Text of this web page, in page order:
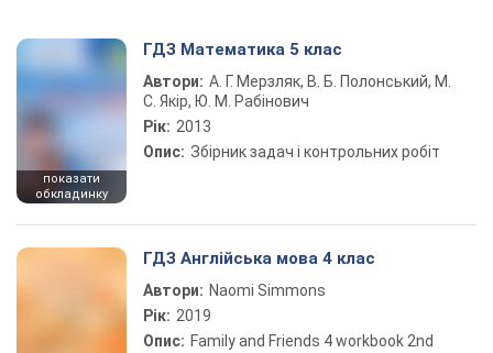
показати
обкладинку
ГДЗ Математика 5 клас
Автори: А. Г. Мерзляк, В. Б. Полонський, М.
С. Якір, Ю. М. Рабінович
Рік: 2013
Опис: Збірник задач і контрольних робіт
ГДЗ Англійська мова 4 клас
Автори: Naomi Simmons
Рік: 2019
Опис: Family and Friends 4 workbook 2nd